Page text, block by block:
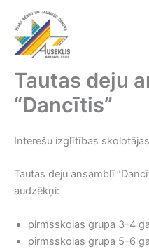
content
Tautas deju
“Dancītis”
Interešu izglītības
Tautas deju ansamblī
audzēkņi:
pirmsskolas grupa 3-4
pirmsskolas grupa 5-6